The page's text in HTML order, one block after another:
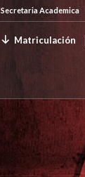
Secretaria Academica
Matriculación